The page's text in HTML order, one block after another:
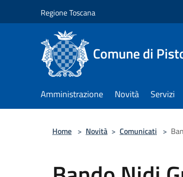
Regione Toscana
Comune di
Amministrazione Novità Servizi
Home > Novità > Comunicati >